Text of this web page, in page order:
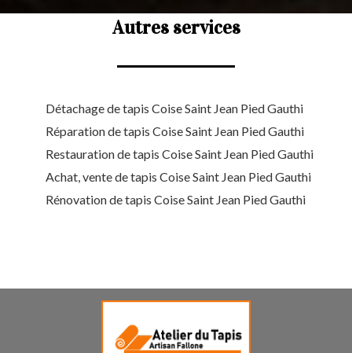
Autres services
Détachage de tapis Coise Saint Jean Pied Gauthi
Réparation de tapis Coise Saint Jean Pied Gauthi
Restauration de tapis Coise Saint Jean Pied Gauthi
Achat, vente de tapis Coise Saint Jean Pied Gauthi
Rénovation de tapis Coise Saint Jean Pied Gauthi